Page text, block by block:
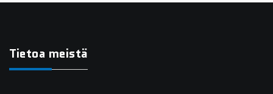
Tietoa meistä